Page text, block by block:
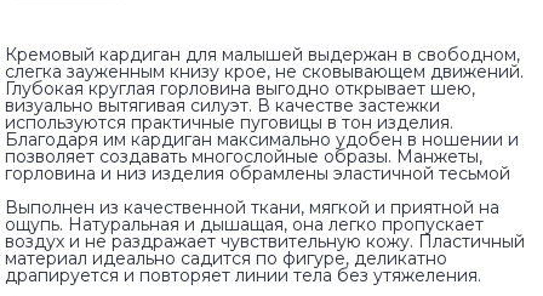
Кремовый кардиган для малышей выдержан в свободном,
слегка зауженным книзу крое, не сковывающем движений.
Глубокая круглая горловина выгодно открывает шею,
визуально вытягивая силуэт. В качестве застежки
используются практичные пуговицы в тон изделия.
Благодаря им кардиган максимально удобен в ношении и
позволяет создавать многослойные образы. Манжеты,
горловина и низ изделия обрамлены эластичной тесьмой
Выполнен из качественной ткани, мягкой и приятной на
ощупь. Натуральная и дышащая, она легко пропускает
воздух и не раздражает чувствительную кожу. Пластичный
материал идеально садится по фигуре, деликатно
драпируется и повторяет линии тела без утяжеления.